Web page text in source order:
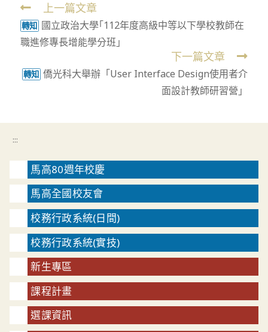
Read
more
articles
上一篇文章
轉知 國立政治大學｢112年度高級中等以下學校教師在
職進修專長增能學分班｣
下一篇文章
轉知 僑光科大舉辦「User Interface Design使用者介
面設計教師研習營」
:::
馬高80週年校慶
馬高全國校友會
校務行政系統(日間)
校務行政系統(實技)
新生專區
課程計畫
選課資訊